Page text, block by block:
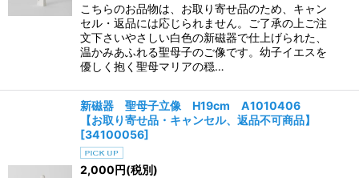
こちらのお品物は、お取り寄せ品のため、キャン
セル・返品には応じられません。ご了承の上ご注
文下さいやさしい白色の新磁器で仕上げられた、
温かみあふれる聖母子のご像です。幼子イエスを
優しく抱く聖母マリアの穏…
新磁器 聖母子立像 H19cm A1010406
【お取り寄せ品・キャンセル、返品不可商品】
[34100056]
2,000円(税別)